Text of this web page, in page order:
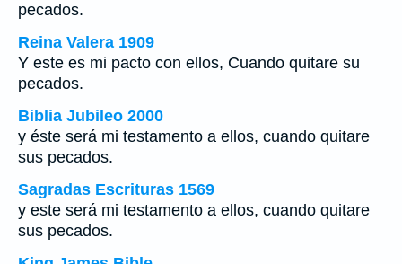
pecados.
Reina Valera 1909
Y este es mi pacto con ellos, Cuando quitare su
pecados.
Biblia Jubileo 2000
y éste será mi testamento a ellos, cuando quitare
sus pecados.
Sagradas Escrituras 1569
y este será mi testamento a ellos, cuando quitare
sus pecados.